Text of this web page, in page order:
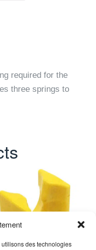
des technologies
required for the
three springs to